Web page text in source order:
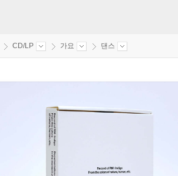
CD/LP 가요 댄스